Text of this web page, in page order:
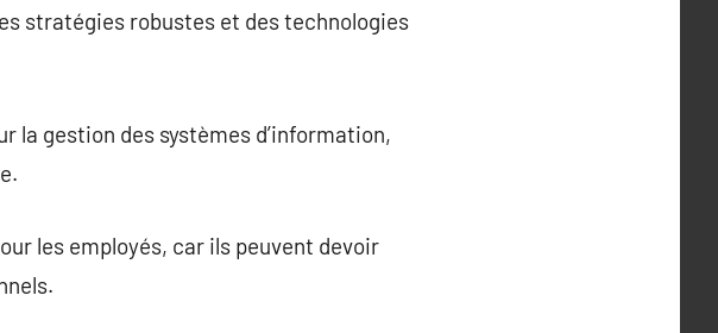
stratégies robustes et des technologies
la gestion des systèmes d’information,
les employés, car ils peuvent devoir